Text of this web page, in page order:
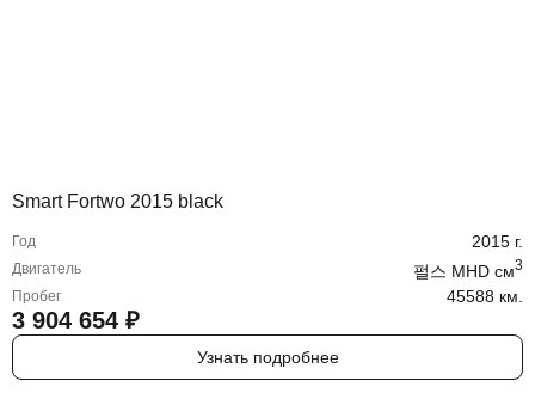
Smart Fortwo 2015 black
Год 2015 г.
Двигатель 펄스 MHD cм3
Пробег 45588 км.
3 904 654 ₽
Узнать подробнее